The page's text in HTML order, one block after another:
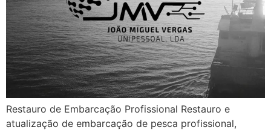
Restauro de Embarcação Profissional Restauro e
atualização de embarcação de pesca profissional,